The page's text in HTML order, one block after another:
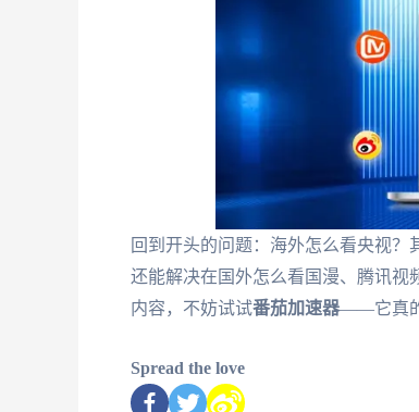
回到开头的问题：海外怎么看央视？
还能解决在国外怎么看国漫、腾讯视
内容，不妨试试番茄加速器——它真的
Spread the love